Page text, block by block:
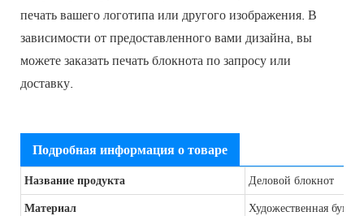
печать вашего логотипа или другого изображения. В
зависимости от предоставленного вами дизайна, вы
можете заказать печать блокнота по запросу или
доставку.
Подробная информация о товаре
Название продукта Деловой блокнот
Материал
Художественная